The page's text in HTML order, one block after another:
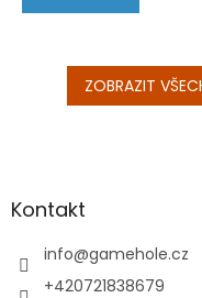
ZOBRAZIT
aKontakt
info@gamehole.cz
+420721838679